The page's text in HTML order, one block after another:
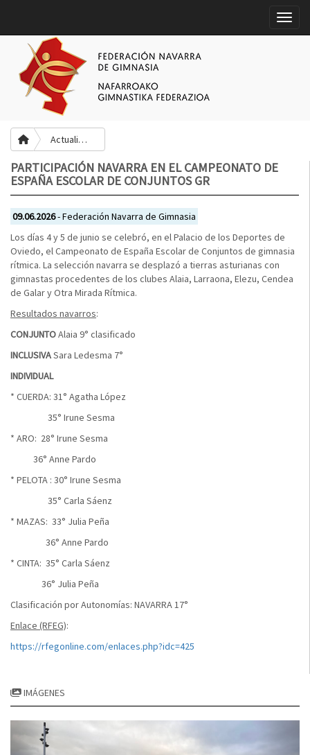
Actualidad
PARTICIPACIÓN NAVARRA EN EL CAMPEONATO DE
ESPAÑA ESCOLAR DE CONJUNTOS GR
09.06.2026- Federación Navarra de Gimnasia
Los días 4 y 5 de junio se celebró, en el Palacio de los Deportes de
Oviedo, el Campeonato de España Escolar de Conjuntos de gimnasia
rítmica. La selección navarra se desplazó a tierras asturianas con
gimnastas procedentes de los clubes Alaia, Larraona, Elezu, Cendea
de Galar y Otra Mirada Rítmica.
Resultados navarros:
CONJUNTOAlaia 9° clasificado
INCLUSIVASara Ledesma 7°
INDIVIDUAL
* CUERDA: 31° Agatha López
35° Irune Sesma
* ARO: 28° Irune Sesma
36° Anne Pardo
* PELOTA : 30° Irune Sesma
35° Carla Sáenz
* MAZAS: 33° Julia Peña
36° Anne Pardo
* CINTA: 35° Carla Sáenz
36° Julia Peña
Clasificación por Autonomías: NAVARRA 17°
Enlace (RFEG):
https://rfegonline.com/enlaces.php?idc=425
IMÁGENES